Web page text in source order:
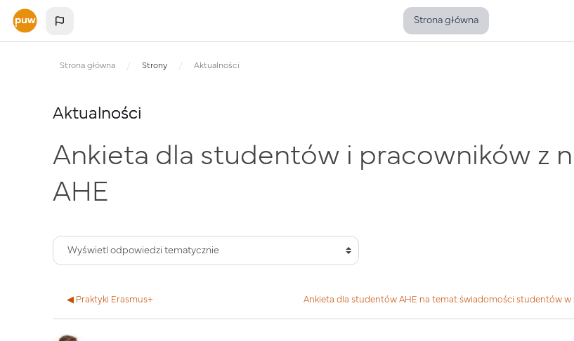
Przejdź do głównej zawartości
Strona główna
Strona główna Strony Aktualności
Aktualności
Ankieta dla studentów i pracowników z
AHE
◀︎ Praktyki Erasmus+ Ankieta dla studentów AHE na temat świadomości studentów